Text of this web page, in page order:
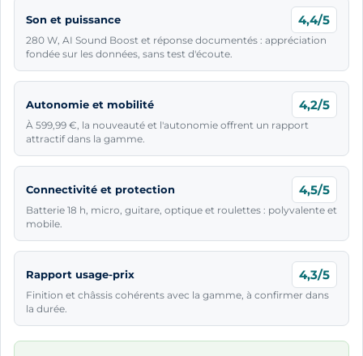
Son et puissance 4,4/5
280 W, AI Sound Boost et réponse documentés : appréciation
fondée sur les données, sans test d'écoute.
Autonomie et mobilité 4,2/5
À 599,99 €, la nouveauté et l'autonomie offrent un rapport
attractif dans la gamme.
Connectivité et protection 4,5/5
Batterie 18 h, micro, guitare, optique et roulettes : polyvalente et
mobile.
Rapport usage-prix 4,3/5
Finition et châssis cohérents avec la gamme, à confirmer dans
la durée.